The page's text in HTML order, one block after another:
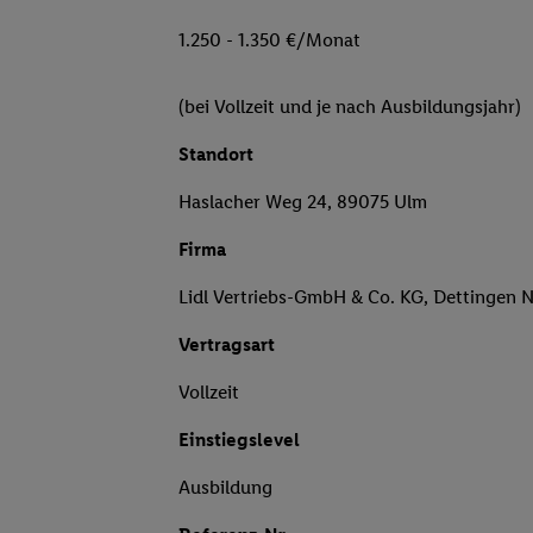
1.250 - 1.350 €/Monat
(bei Vollzeit und je nach Ausbildungsjahr)
Standort
Haslacher Weg 24, 89075 Ulm
Firma
Lidl Vertriebs-GmbH & Co. KG, Dettingen
Vertragsart
Vollzeit
Einstiegslevel
Ausbildung